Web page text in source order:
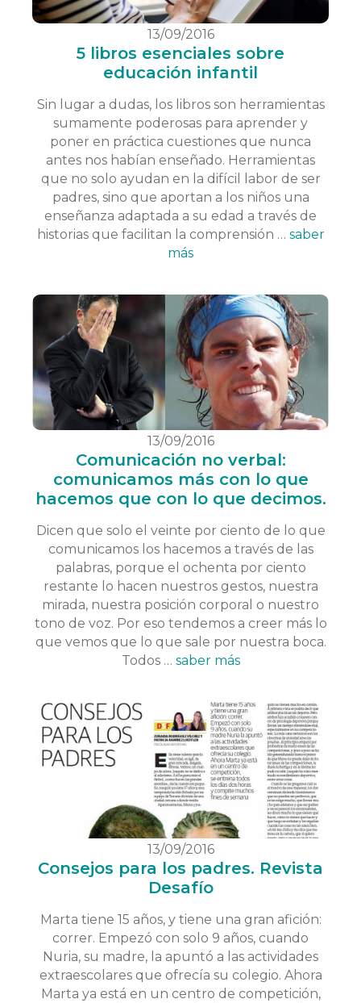
13/09/2016
5 libros esenciales sobre
educación infantil
Sin lugar a dudas, los libros son herramientas
sumamente poderosas para aprender y
poner en práctica cuestiones que nunca
antes nos habían enseñado. Herramientas
que no solo ayudan en la difícil labor de ser
padres, sino que aportan a los niños una
enseñanza adaptada a su edad a través de
historias que facilitan la comprensión … saber
más
13/09/2016
Comunicación no verbal:
comunicamos más con lo que
hacemos que con lo que decimos.
Dicen que solo el veinte por ciento de lo que
comunicamos los hacemos a través de las
palabras, porque el ochenta por ciento
restante lo hacen nuestros gestos, nuestra
mirada, nuestra posición corporal o nuestro
tono de voz. Por eso tendemos a creer más lo
que vemos que lo que sale por nuestra boca.
Todos … saber más
13/09/2016
Consejos para los padres. Revista
Desafío
Marta tiene 15 años, y tiene una gran afición:
correr. Empezó con solo 9 años, cuando
Nuria, su madre, la apuntó a las actividades
extraescolares que ofrecía su colegio. Ahora
Marta ya está en un centro de competición,